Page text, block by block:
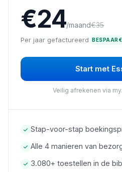
€24/maand€35
Per jaar gefactureerd BESPAAR€
Start met
Veilig afrekenen via
Stap-voor-stap
Alle 4 manieren van
3.080+ toestellen in de